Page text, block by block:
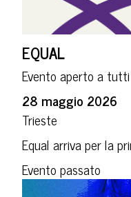
EQUAL
Evento aperto a tutti
28 maggio 2026
Trieste
Equal arriva per la
Evento passato